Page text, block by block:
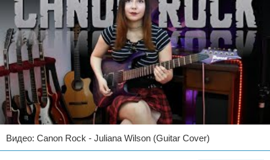
Видео: Canon Rock - Juliana Wilson (Guitar Cover)